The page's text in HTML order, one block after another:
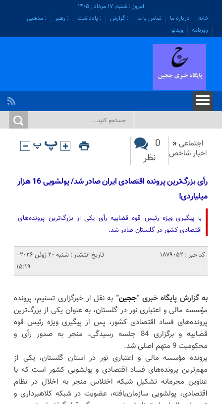
امروز : شنبه, ۱۷ مرداد , ۱۴۰۵
خانه
درباره ما تماس با ما : گزارش : یادداشت : رهبر
: مذهبی
روزنامه
ویدئو
اجتماعی «
اخبار شاخص
0
نظر
رأی بزرگ‌ترین پرونده‌‌ اقتصادی ایران صادر شد/ پولشویی 16 هزار
میلیاردی!
با پیگیری ویژه رئیس قوه قضاییه رأی یکی از بزرگ‌ترین پرونده‌های
اقتصادی کشور در گلستان صادر شد.
کد خبر : 1879052
تاریخ انتشار : شنبه 20 ژوئن 2026 -
15:19
به گزارش پایگاه خبری “ججین” به نقل از خبرگزاری تسنیم، پرونده
مؤسسه مالی و اعتباری نور در گلستان، به عنوان یکی از بزرگ‌ترین
پرونده‌های فساد اقتصادی کشور، پس از پیگیری ویژه رئیس قوه
قضاییه و برگزاری 84 جلسه رسیدگی، منجر به صدور رأی و
محکومیت 9 متهم اصلی شد.
پرونده مؤسسه مالی و اعتباری نور در استان گلستان، یکی از
مهم‌ترین پرونده‌های فساد اقتصادی و پولشویی کشور است که با
عناوین مجرمانه تشکیل شبکه اختلاس منجر به اخلال در نظام
اقتصادی، پولشویی سازمان‌یافته، عضویت در شبکه کلاهبرداری و